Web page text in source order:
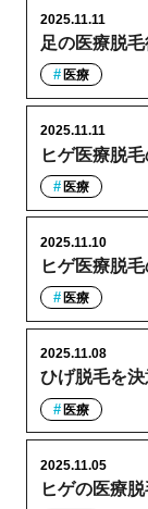
足の医療脱
2025.11.11
医療
ヒゲ医療脱
2025.11.11
医療
ヒゲ医療脱
2025.11.10
医療
ひげ脱毛を
2025.11.08
医療
ヒゲの医療
2025.11.05